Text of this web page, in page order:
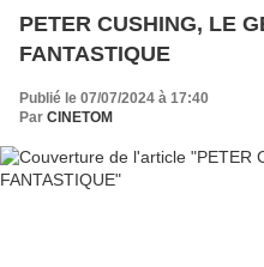
PETER CUSHING, LE
FANTASTIQUE
Publié le 07/07/2024 à 17:40
Par CINETOM